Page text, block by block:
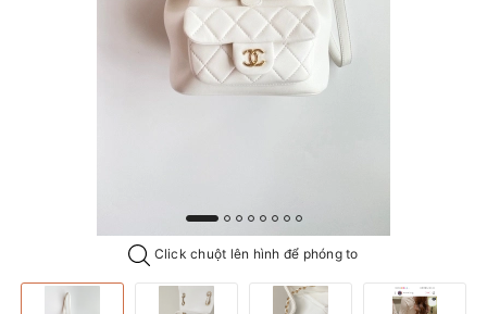
Click chuột lên hình để phóng to